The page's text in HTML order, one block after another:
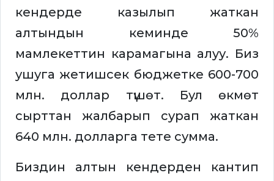
кендерде казылып жаткан
алтындын кеминде 50%
мамлекеттин карамагына алуу. Биз
ушуга жетишсек бюджетке 600-700
млн. доллар түшөт. Бул өкмөт
сырттан жалбарып сурап жаткан
640 млн. долларга тете сумма.
Биздин алтын кендерден кантип